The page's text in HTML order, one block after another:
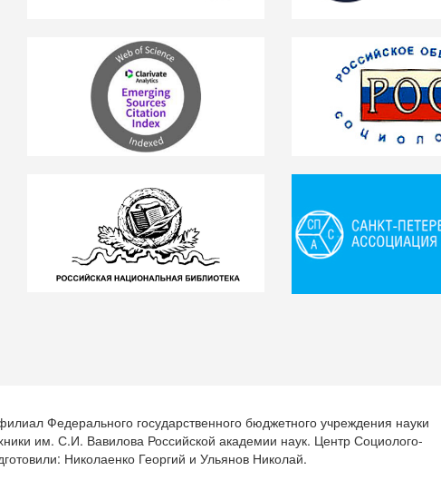
Федерального государственного бюджетного учреждения науки
им. С.И. Вавилова Российской академии наук. Центр Социолого-
Николаенко Георгий и Ульянов Николай.